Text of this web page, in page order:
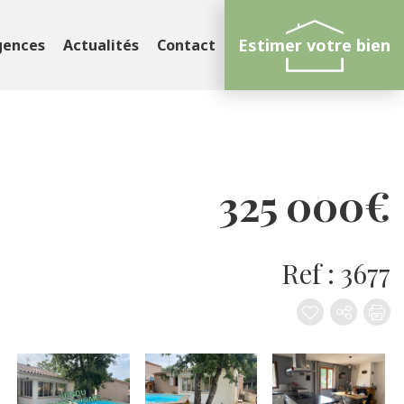
Actualités Contact Estimer votre bien
325 000€
Ref : 3677